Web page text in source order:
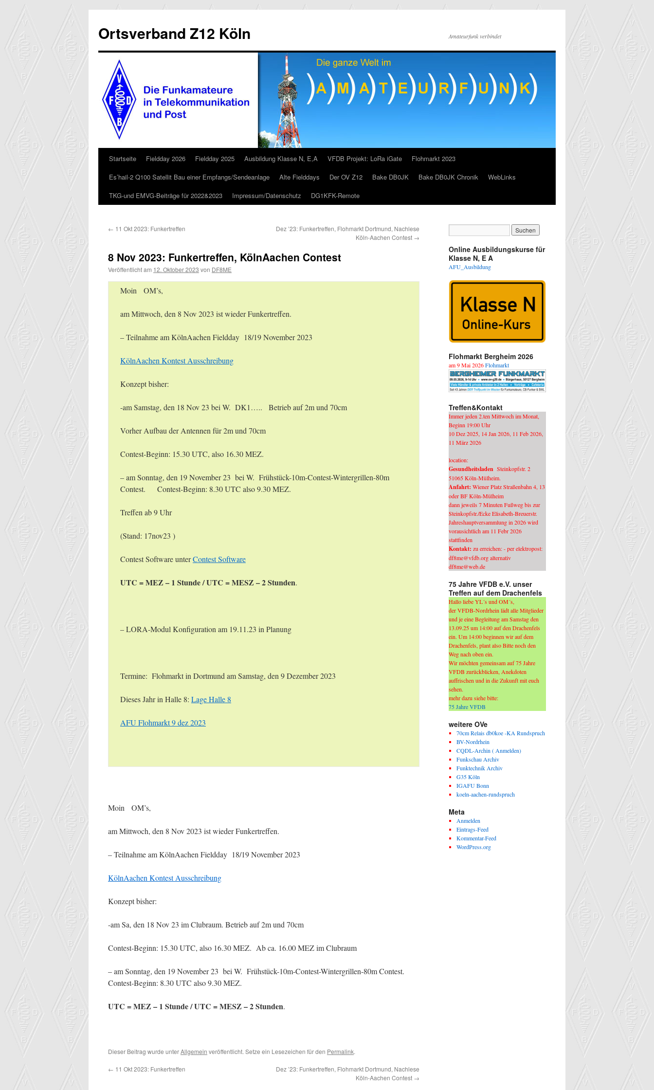
springen
Ortsverband Z12 Köln Amateurfunk verbindet
Startseite Fieldday 2026 Fieldday 2025 Ausbildung Klasse N, E,A VFDB Projekt: LoRa iGate
Flohmarkt 2023
Es’hail-2 Q100 Satellit Bau einer Empfangs/Sendeanlage
Alte Fielddays Der OV Z12 Bake DB0JK Bake DB0JK Chronik
WebLinks
TKG-und EMVG-Beiträge für 2022&2023
Impressum/Datenschutz DG1KFK-Remote
← 11 Okt 2023: Funkertreffen
Dez ’23: Funkertreffen, Flohmarkt Dortmund, Nachlese
Köln-Aachen Contest →
8 Nov 2023: Funkertreffen, KölnAachen Contest
Veröffentlicht am 12. Oktober 2023 von DF8ME
Moin OM’s,
am Mittwoch, den 8 Nov 2023 ist wieder Funkertreffen.
– Teilnahme am KölnAachen Fieldday 18/19 November 2023
KölnAachen Kontest Ausschreibung
Konzept bisher:
-am Samstag, den 18 Nov 23 bei W. DK1….. Betrieb auf 2m und 70cm
Vorher Aufbau der Antennen für 2m und 70cm
Contest-Beginn: 15.30 UTC, also 16.30 MEZ.
– am Sonntag, den 19 November 23 bei W. Frühstück-10m-Contest-Wintergrillen-80m
Contest. Contest-Beginn: 8.30 UTC also 9.30 MEZ.
Treffen ab 9 Uhr
(Stand: 17nov23 )
Contest Software unterContest Software
UTC = MEZ – 1 Stunde / UTC = MESZ – 2 Stunden.
– LORA-Modul Konfiguration am 19.11.23 in Planung
Termine: Flohmarkt in Dortmund am Samstag, den 9 Dezember 2023
Dieses Jahr in Halle 8: Lage Halle 8
AFU Flohmarkt 9 dez 2023
Moin OM’s,
am Mittwoch, den 8 Nov 2023 ist wieder Funkertreffen.
– Teilnahme am KölnAachen Fieldday 18/19 November 2023
KölnAachen Kontest Ausschreibung
Konzept bisher:
-am Sa, den 18 Nov 23 im Clubraum. Betrieb auf 2m und 70cm
Contest-Beginn: 15.30 UTC, also 16.30 MEZ. Ab ca. 16.00 MEZ im Clubraum
– am Sonntag, den 19 November 23 bei W. Frühstück-10m-Contest-Wintergrillen-80m Contest.
Contest-Beginn: 8.30 UTC also 9.30 MEZ.
UTC = MEZ – 1 Stunde / UTC = MESZ – 2 Stunden.
Dieser Beitrag wurde unterAllgemein veröffentlicht. Setze ein Lesezeichen für den Permalink.
← 11 Okt 2023: Funkertreffen
Dez ’23: Funkertreffen, Flohmarkt Dortmund, Nachlese
Köln-Aachen Contest →
Online Ausbildungskurse für
Klasse N, E A
AFU_Ausbildung
Flohmarkt Bergheim 2026
am 9 Mai 2026Flohmarkt
Treffen&Kontakt
Immer jeden 2.ten Mittwoch im Monat,
Beginn 19:00 Uhr
10 Dez 2025, 14 Jan 2026, 11 Feb 2026,
11 März 2026
location:
Gesundheitsladen Steinkopfstr. 2
51065 Köln-Mülheim.
Anfahrt: Wiener Platz Straßenbahn 4, 13
oder BF Köln-Mülheim
dann jeweils 7 Minuten Fußweg bis zur
Steinkopfstr./Ecke Elisabeth-Breuerstr.
Jahreshauptversammlung in 2026 wird
vorausichtlich am 11 Febr 2026
stattfinden
Kontakt: zu erreichen: - per elektropost:
df8me@vfdb.org alternativ
df8me@web.de
75 Jahre VFDB e.V. unser
Treffen auf dem Drachenfels
Hallo liebe YL´s und OM´s,
der VFDB-Nordrhein lädt alle Mitglieder
und je eine Begleitung am Samstag den
13.09.25 um 14:00 auf den Drachenfels
ein. Um 14:00 beginnen wir auf dem
Drachenfels, plant also Bitte noch den
Weg nach oben ein.
Wir möchten gemeinsam auf 75 Jahre
VFDB zurückblicken, Anekdoten
auffrischen und in die Zukunft mit euch
sehen.
mehr dazu siehe bitte:
75 Jahre VFDB
weitere OVe
70cm Relais db0koe -KA Rundspruch
BV-Nordrhein
CQDL-Archin ( Anmelden)
Funkschau Archiv
Funktechnik Archiv
G35 Köln
IGAFU Bonn
koeln-aachen-rundspruch
Meta
Anmelden
Eintrags-Feed
Kommentar-Feed
WordPress.org